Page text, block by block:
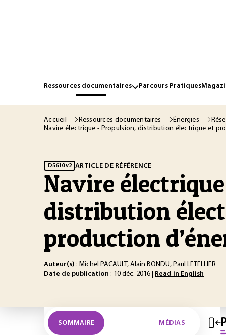
Ressources documentaires Parcours Pratiques
Accueil Ressources documentaires Énergies
Navire électrique - Propulsion, distribution électrique et
D5610 v2 ARTICLE DE RÉFÉRENCE
Navire
distribution
production
Auteur(s) : Michel PACAULT, Alain BONDU, Paul LETELLIER
Date de publication : 10 déc. 2016 | Read in English
SOMMAIRE MÉDIAS